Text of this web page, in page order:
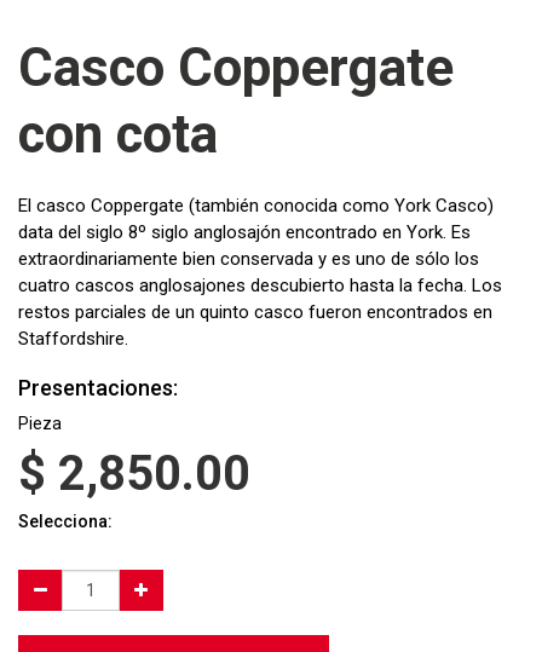
Casco Coppergate
con cota
El casco Coppergate (también conocida como York Casco)
data del siglo 8º siglo anglosajón encontrado en York. Es
extraordinariamente bien conservada y es uno de sólo los
cuatro cascos anglosajones descubierto hasta la fecha. Los
restos parciales de un quinto casco fueron encontrados en
Staffordshire.
Presentaciones:
Pieza
$ 2,850.00
Selecciona: